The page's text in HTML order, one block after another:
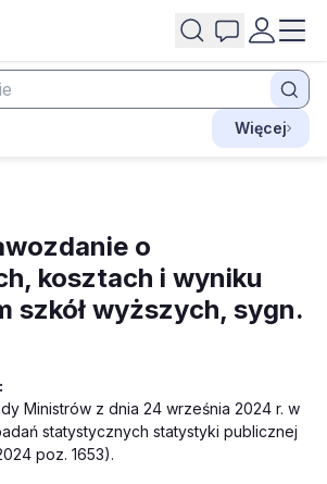
Więcej
o
kosztach i wyniku
szkół wyższych, sygn.
Ministrów z dnia 24 września 2024 r. w
statystycznych statystyki publicznej
poz. 1653).